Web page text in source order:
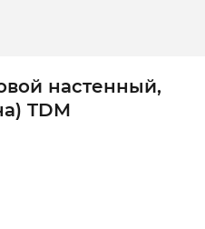
настенный,
TDM